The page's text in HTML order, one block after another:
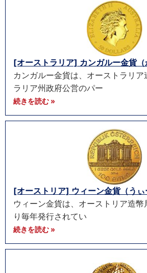
[オーストラリア] カンガルー金貨
カンガルー金貨は、オーストラリア
ラリア州政府公営のパー
続きを読む »
[オーストリア] ウィーン金貨（う
ウィーン金貨は、オーストリア造幣
り毎年発行されてい
続きを読む »